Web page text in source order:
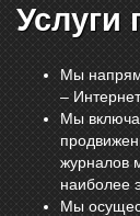
Мы
–
Мы
журналов
наиболее
Мы